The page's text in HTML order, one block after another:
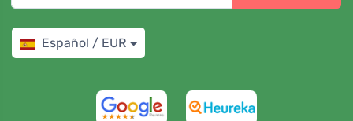
Español / EUR